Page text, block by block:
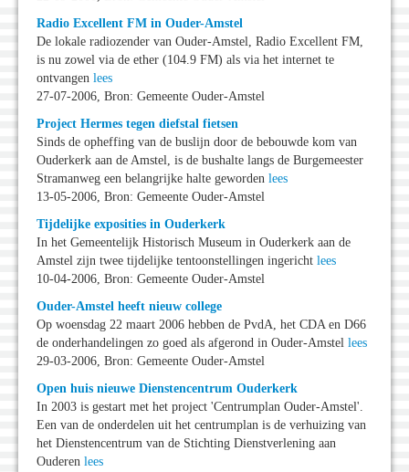
Radio Excellent FM in Ouder-Amstel
De lokale radiozender van Ouder-Amstel, Radio Excellent FM,
is nu zowel via de ether (104.9 FM) als via het internet te
ontvangen lees
27-07-2006, Bron: Gemeente Ouder-Amstel
Project Hermes tegen diefstal fietsen
Sinds de opheffing van de buslijn door de bebouwde kom van
Ouderkerk aan de Amstel, is de bushalte langs de Burgemeester
Stramanweg een belangrijke halte geworden lees
13-05-2006, Bron: Gemeente Ouder-Amstel
Tijdelijke exposities in Ouderkerk
In het Gemeentelijk Historisch Museum in Ouderkerk aan de
Amstel zijn twee tijdelijke tentoonstellingen ingericht lees
10-04-2006, Bron: Gemeente Ouder-Amstel
Ouder-Amstel heeft nieuw college
Op woensdag 22 maart 2006 hebben de PvdA, het CDA en D66
de onderhandelingen zo goed als afgerond in Ouder-Amstel lees
29-03-2006, Bron: Gemeente Ouder-Amstel
Open huis nieuwe Dienstencentrum Ouderkerk
In 2003 is gestart met het project 'Centrumplan Ouder-Amstel'.
Een van de onderdelen uit het centrumplan is de verhuizing van
het Dienstencentrum van de Stichting Dienstverlening aan
Ouderen lees